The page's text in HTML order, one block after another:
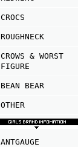
CROCS
ROUGHNECK
CROWS & WORST
FIGURE
BEAN BEAR
OTHER
ANTGAUGE